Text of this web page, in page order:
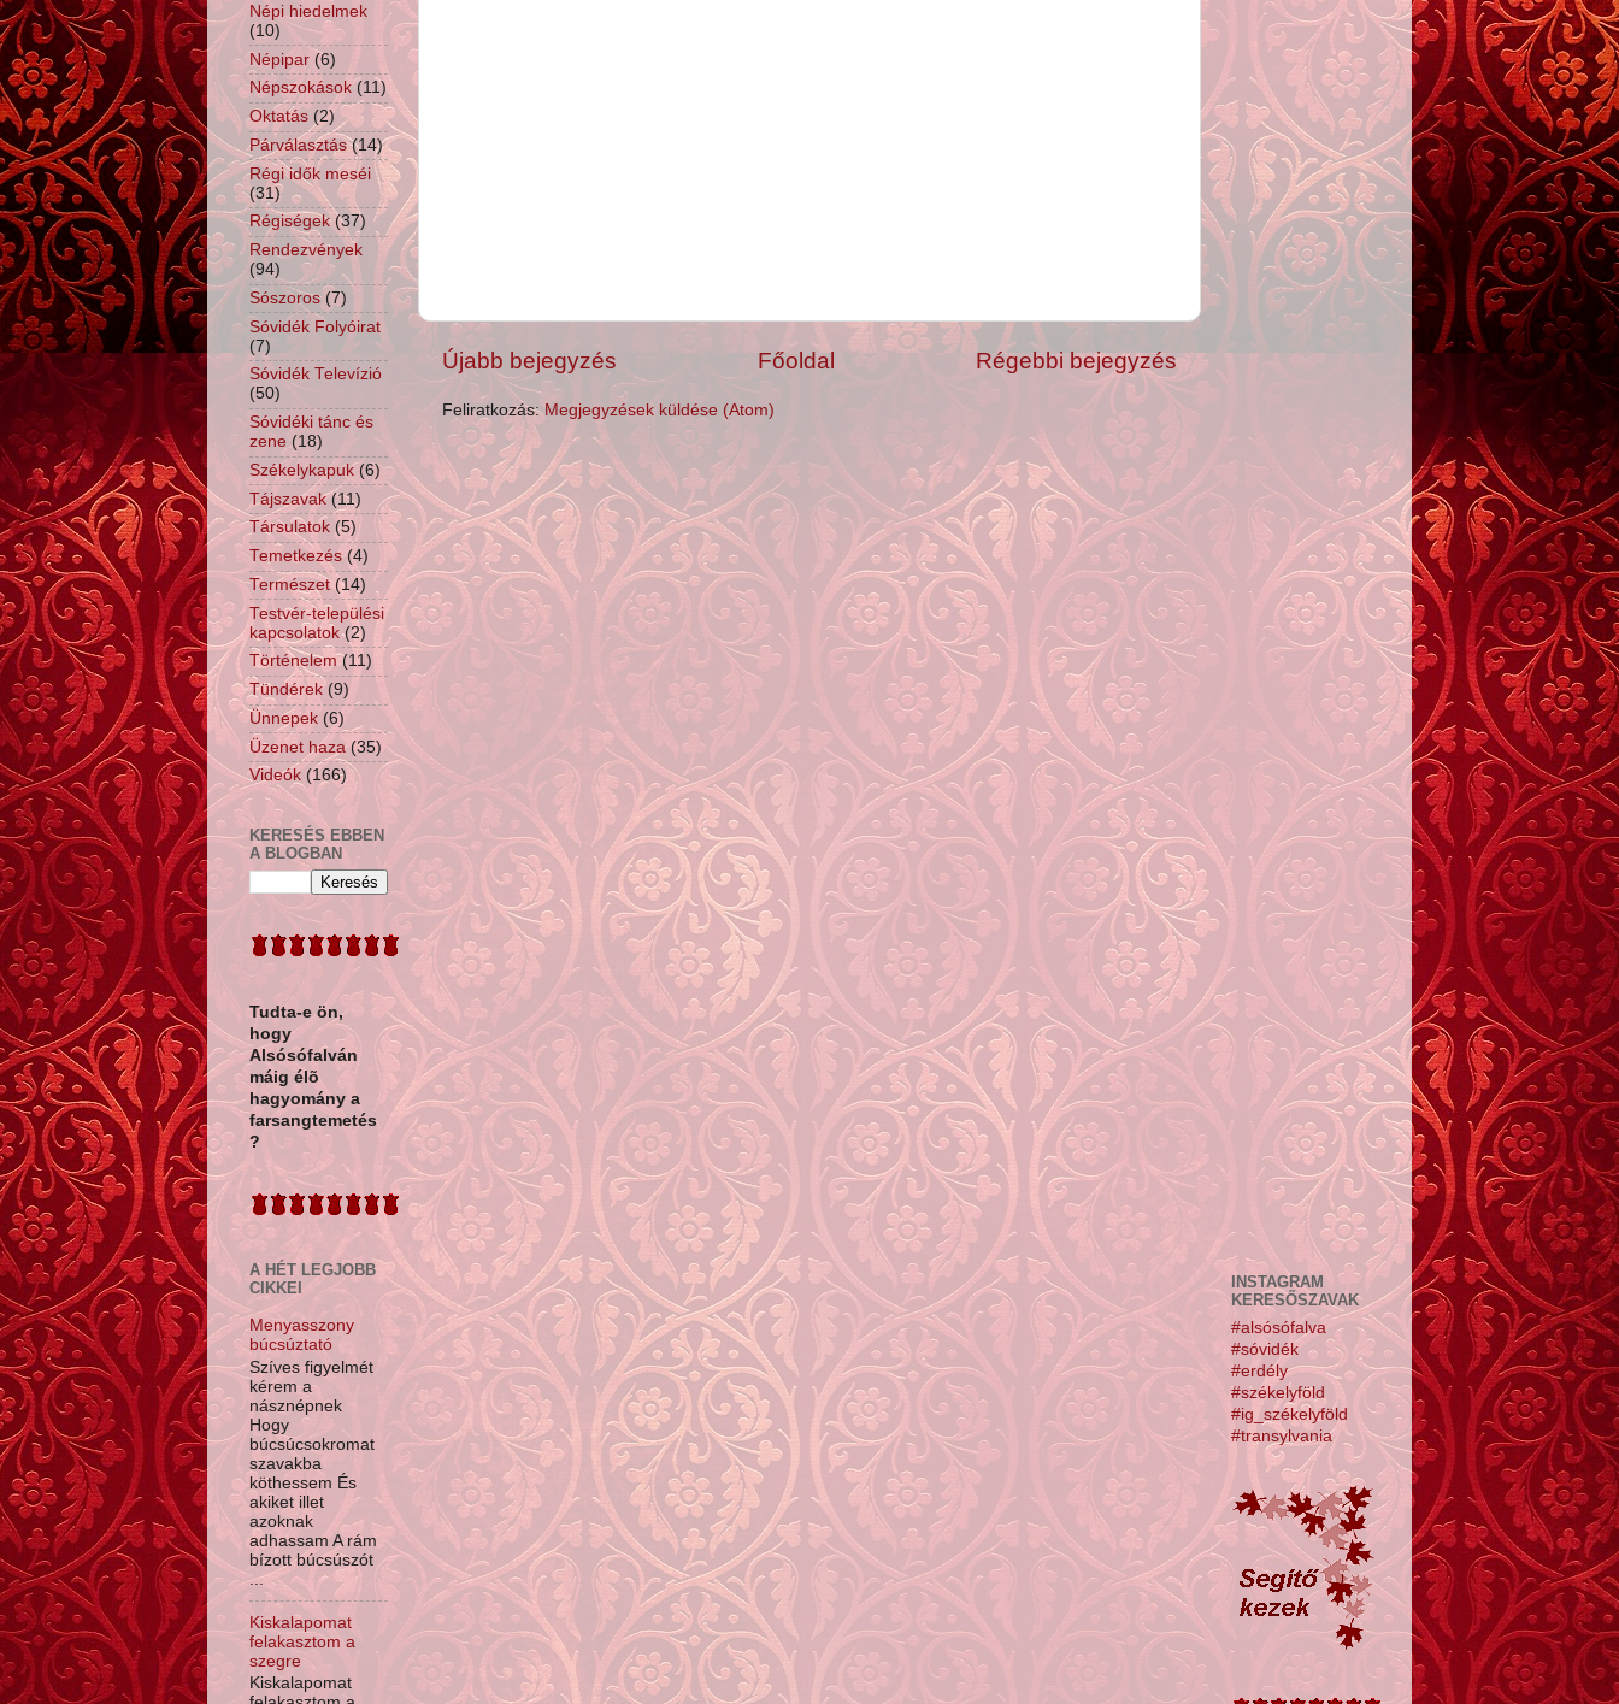
Újabb bejegyzés Régebbi bejegyzés
Főoldal
Feliratkozás: Megjegyzések küldése (Atom)
Népi hiedelmek
(10)
Népipar (6)
Népszokások (11)
Oktatás (2)
Párválasztás (14)
Régi idők meséi
(31)
Régiségek (37)
Rendezvények
(94)
Sószoros (7)
Sóvidék Folyóirat
(7)
Sóvidék Televízió
(50)
Sóvidéki tánc és
zene (18)
Székelykapuk (6)
Tájszavak (11)
Társulatok (5)
Temetkezés (4)
Természet (14)
Testvér-települési
kapcsolatok (2)
Történelem (11)
Tündérek (9)
Ünnepek (6)
Üzenet haza (35)
Videók (166)
KERESÉS EBBEN
A BLOGBAN
Tudta-e ön,
hogy
Alsósófalván
máig élõ
hagyomány a
farsangtemetés
?
A HÉT LEGJOBB
CIKKEI
Menyasszony
búcsúztató
Szíves figyelmét
kérem a
násznépnek
Hogy
búcsúcsokromat
szavakba
köthessem És
akiket illet
azoknak
adhassam A rám
bízott búcsúszót
...
Kiskalapomat
felakasztom a
szegre
Kiskalapomat
INSTAGRAM
KERESŐSZAVAK
#alsósófalva
#sóvidék
#erdély
#székelyföld
#ig_székelyföld
#transylvania